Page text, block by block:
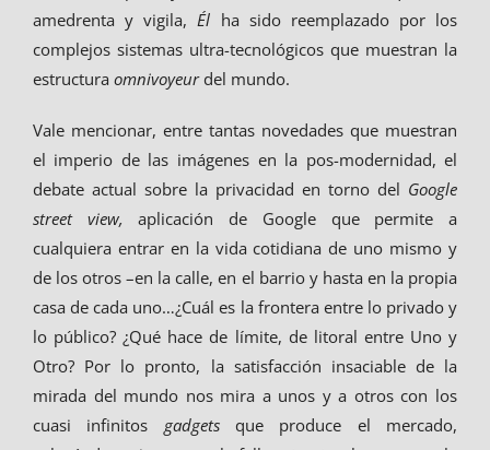
amedrenta y vigila,Él ha sido reemplazado por los
complejos sistemas ultra-tecnológicos que muestran la
estructura omnivoyeurdel mundo.
Vale mencionar, entre tantas novedades que muestran
el imperio de las imágenes en la pos-modernidad, el
debate actual sobre la privacidad en torno del Google
street view,aplicación de Google que permite a
cualquiera entrar en la vida cotidiana de uno mismo y
de los otros –en la calle, en el barrio y hasta en la propia
casa de cada uno…¿Cuál es la frontera entre lo privado y
lo público? ¿Qué hace de límite, de litoral entre Uno y
Otro? Por lo pronto, la satisfacción insaciable de la
mirada del mundo nos mira a unos y a otros con los
cuasi infinitos gadgetsque produce el mercado,